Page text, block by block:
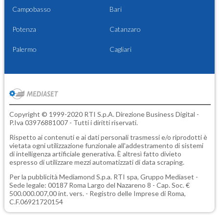
Campobasso Bari
Potenza Catanzaro
Palermo Cagliari
Copyright © 1999-2020 RTI S.p.A. Direzione Business Digital -
P.Iva 03976881007 - Tutti i diritti riservati.
Rispetto ai contenuti e ai dati personali trasmessi e/o riprodotti è
vietata ogni utilizzazione funzionale all'addestramento di sistemi
di intelligenza artificiale generativa. È altresì fatto divieto
espresso di utilizzare mezzi automatizzati di data scraping.
Per la pubblicità Mediamond S.p.a. RTI spa, Gruppo Mediaset -
Sede legale: 00187 Roma Largo del Nazareno 8 - Cap. Soc. €
500.000.007,00 int. vers. - Registro delle Imprese di Roma,
C.F.06921720154